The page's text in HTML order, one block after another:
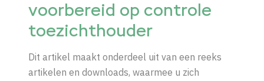
voorbereid op controle
toezichthouder
Dit artikel maakt onderdeel uit van een reeks
artikelen en downloads, waarmee u zich